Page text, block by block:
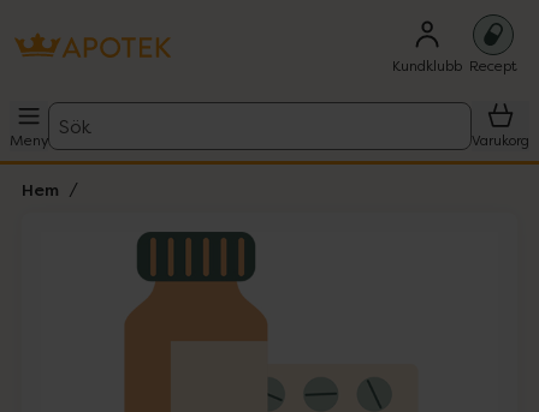
Kundklubb Recept
Meny
Sök
Varukorg
Hem
Lista: . Innehåller 1 objekt.